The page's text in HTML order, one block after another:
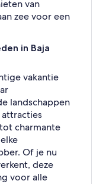
van
zee voor een
in Baja
vakantie
landschappen
charmante
Of je nu
deze
voor alle